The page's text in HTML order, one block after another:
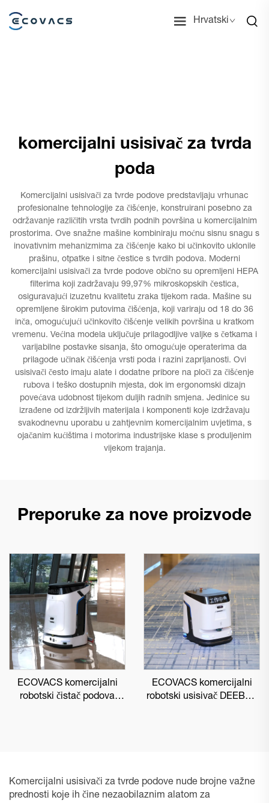
Hrvatski
komercijalni usisivač za tvrda
poda
Komercijalni usisivači za tvrde podove predstavljaju vrhunac
profesionalne tehnologije za čišćenje, konstruirani posebno za
održavanje različitih vrsta tvrdih podnih površina u komercijalnim
prostorima. Ove snažne mašine kombiniraju moćnu sisnu snagu s
inovativnim mehanizmima za čišćenje kako bi učinkovito uklonile
prašinu, otpatke i sitne čestice s tvrdih podova. Moderni
komercijalni usisivači za tvrde podove obično su opremljeni HEPA
filterima koji zadržavaju 99,97% mikroskopskih čestica,
osiguravajući izuzetnu kvalitetu zraka tijekom rada. Mašine su
opremljene širokim putovima čišćenja, koji variraju od 18 do 36
inča, omogućujući učinkovito čišćenje velikih površina u kratkom
vremenu. Većina modela uključuje prilagodljive valjke s četkama i
varijabilne postavke sisanja, što omogućuje operaterima da
prilagode učinak čišćenja vrsti poda i razini zaprljanosti. Ovi
usisivači često imaju alate i dodatne pribore na ploči za čišćenje
rubova i teško dostupnih mjesta, dok im ergonomski dizajn
povećava udobnost tijekom duljih radnih smjena. Jedinice su
izrađene od izdržljivih materijala i komponenti koje izdržavaju
svakodnevnu uporabu u zahtjevnim komercijalnim uvjetima, s
ojačanim kućištima i motorima industrijske klase s produljenim
vijekom trajanja.
Preporuke za nove proizvode
ECOVACS komercijalni
robotski čistač podova
ECOVACS komercijalni
robotski usisivač DEEBOT
Komercijalni usisivači za tvrde podove nude brojne važne
prednosti koje ih čine nezaobilaznim alatom za